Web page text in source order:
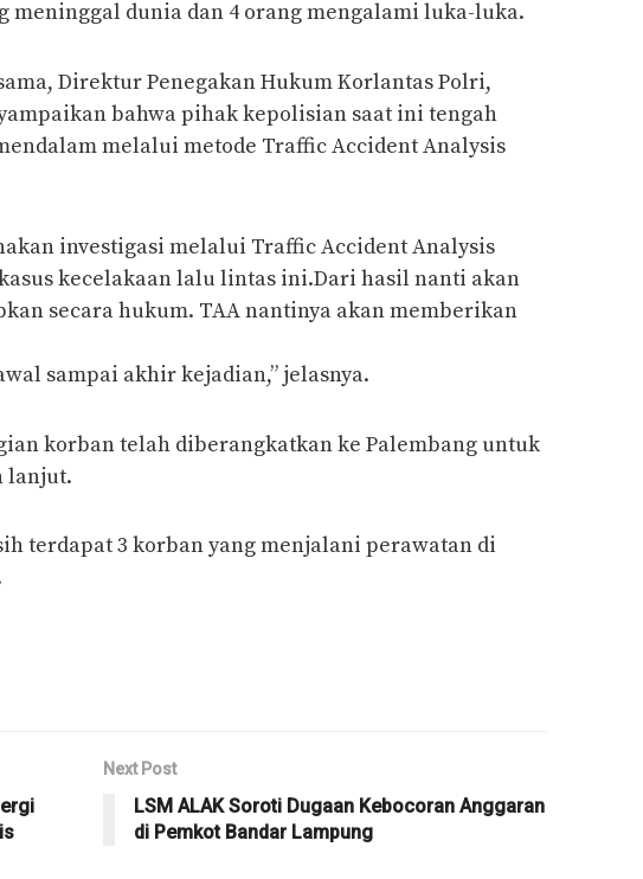
meninggal dunia dan 4 orang mengalami luka-luka.
Direktur Penegakan Hukum Korlantas Polri,
bahwa pihak kepolisian saat ini tengah
melalui metode Traffic Accident Analysis
investigasi melalui Traffic Accident Analysis
kecelakaan lalu lintas ini.Dari hasil nanti akan
secara hukum. TAA nantinya akan memberikan
sampai akhir kejadian,” jelasnya.
korban telah diberangkatkan ke Palembang untuk
lanjut.
terdapat 3 korban yang menjalani perawatan di
Next Post
LSM ALAK Soroti Dugaan Kebocoran Anggaran
di Pemkot Bandar Lampung